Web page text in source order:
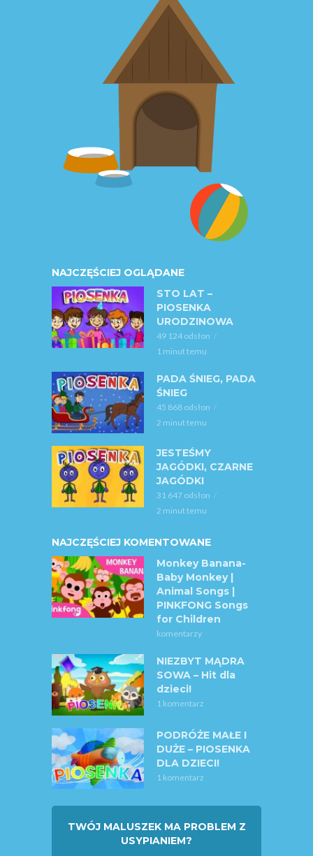
NAJCZĘŚCIEJ OGLĄDANE
STO LAT –
PIOSENKA
URODZINOWA
49 124 odsłon
1 minut temu
PADA ŚNIEG, PADA
ŚNIEG
45 868 odsłon
2 minut temu
JESTEŚMY
JAGÓDKI, CZARNE
JAGÓDKI
31 647 odsłon
2 minut temu
NAJCZĘŚCIEJ KOMENTOWANE
Monkey Banana-
Baby Monkey |
Animal Songs |
PINKFONG Songs
for Children
komentarzy
NIEZBYT MĄDRA
SOWA – Hit dla
dzieci!
1 komentarz
PODRÓŻE MAŁE I
DUŻE – PIOSENKA
DLA DZIECI!
1 komentarz
TWÓJ MALUSZEK MA PROBLEM Z
USYPIANIEM?